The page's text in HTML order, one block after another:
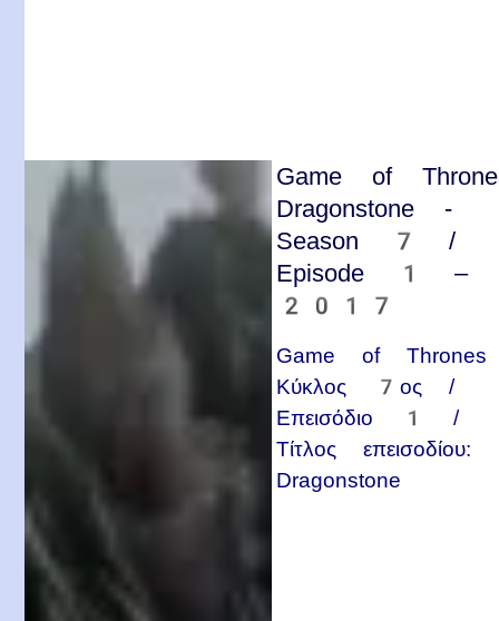
Game of
Dragonstone -
Season 7 /
Episode 1 –
2017
Game of
Κύκλος 7ος /
Επεισόδιο 1 /
Τίτλος επεισοδίου:
Dragonstone